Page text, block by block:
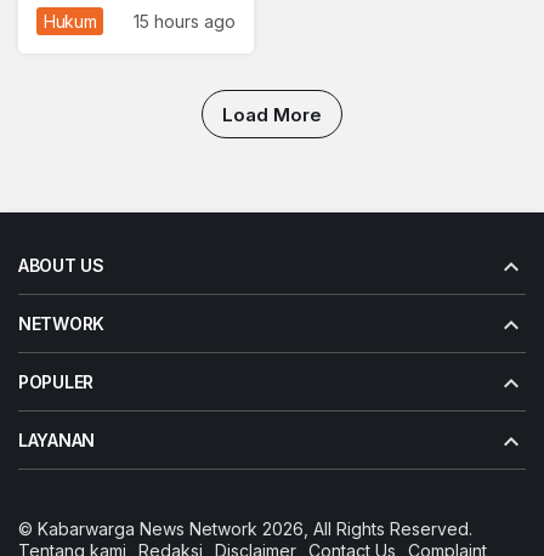
Perempuan di
Hukum 15 hours ago
Load More
ABOUT US
NETWORK
POPULER
LAYANAN
© Kabarwarga News Network 2026, All Rights Reserved.
Tentang kami
Redaksi Disclaimer Contact Us Complaint